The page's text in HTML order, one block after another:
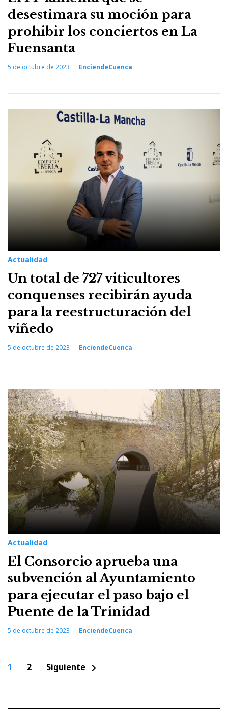
desestimara su moción para
prohibir los conciertos en La
Fuensanta
5 de octubre de 2023 EnciendeCuenca
Actualidad
Un total de 727 viticultores
conquenses recibirán ayuda
para la reestructuración del
viñedo
5 de octubre de 2023 EnciendeCuenca
Actualidad
El Consorcio aprueba una
subvención al Ayuntamiento
para ejecutar el paso bajo el
Puente de la Trinidad
5 de octubre de 2023 EnciendeCuenca
Paginación
1 2 Siguiente chevron_right